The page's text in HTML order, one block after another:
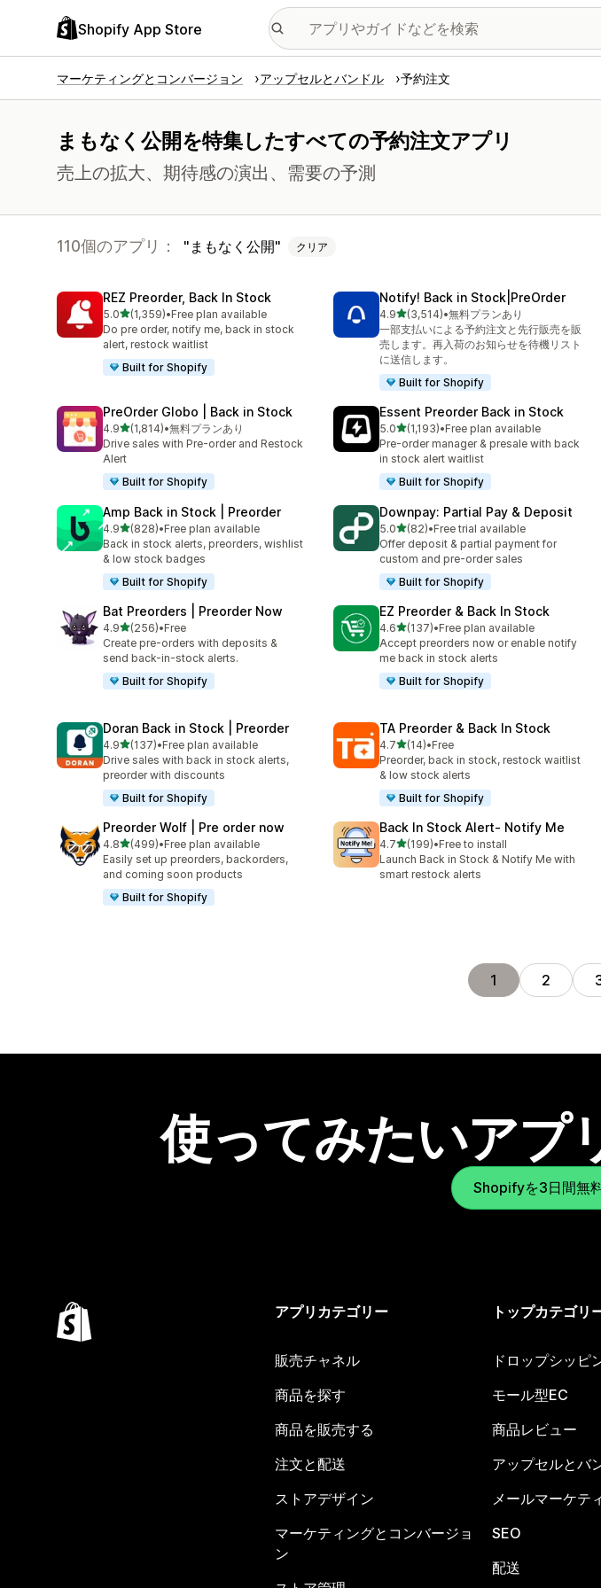
Shopify App Store
マーケティングとコンバージョン アップセルとバンドル 予約注文
まもなく公開を特集したすべての予約注文アプリ
売上の拡大、期待感の演出、需要の予測
110個のアプリ： まもなく公開 クリア
REZ Preorder, Back In Stock
5.05つ星中
(1,359)
合計レビュー数：1359件
•Free plan available
Do pre order, notify me, back in stock
alert, restock waitlist
Built for Shopify
Notify! Back in Stock|PreOrder
4.95つ星中
(3,514)
合計レビュー数：3514件
•無料プランあり
一部支払いによる予約注文と先行販売を販
売します。再入荷のお知らせを待機リスト
に送信します。
Built for Shopify
PreOrder Globo | Back in Stock
4.95つ星中
(1,814)
合計レビュー数：1814件
•無料プランあり
Drive sales with Pre-order and Restock
Alert
Built for Shopify
Essent Preorder Back in Stock
5.05つ星中
(1,193)
合計レビュー数：1193件
•Free plan available
Pre-order manager & presale with back
in stock alert waitlist
Built for Shopify
Amp Back in Stock | Preorder
4.95つ星中
(828)
合計レビュー数：828件
•Free plan available
Back in stock alerts, preorders, wishlist
& low stock badges
Built for Shopify
Downpay: Partial Pay & Deposit
5.05つ星中
(82)
合計レビュー数：82件
•Free trial available
Offer deposit & partial payment for
custom and pre-order sales
Built for Shopify
Bat Preorders | Preorder Now
4.95つ星中
(256)
合計レビュー数：256件
•Free
Create pre-orders with deposits &
send back-in-stock alerts.
Built for Shopify
EZ Preorder & Back In Stock
4.65つ星中
(137)
合計レビュー数：137件
•Free plan available
Accept preorders now or enable notify
me back in stock alerts
Built for Shopify
Doran Back in Stock | Preorder
4.95つ星中
(137)
合計レビュー数：137件
•Free plan available
Drive sales with back in stock alerts,
preorder with discounts
Built for Shopify
TA Preorder & Back In Stock
4.75つ星中
(14)
合計レビュー数：14件
•Free
Preorder, back in stock, restock waitlist
& low stock alerts
Built for Shopify
Preorder Wolf | Pre order now
4.85つ星中
(499)
合計レビュー数：499件
•Free plan available
Easily set up preorders, backorders,
and coming soon products
Built for Shopify
Back In Stock Alert‑ Notify Me
4.75つ星中
(199)
合計レビュー数：199件
•Free to install
Launch Back in Stock & Notify Me with
smart restock alerts
1 2
使ってみたいアプ
Shopifyを3日間無
アプリカテゴリー
販売チャネル
商品を探す
商品を販売する
注文と配送
ストアデザイン
マーケティングとコンバージョ
ン
トップカテゴリ
ドロップシッピ
モール型EC
商品レビュー
アップセルとバ
メールマーケテ
SEO
配送